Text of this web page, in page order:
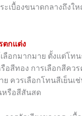
เบื้องขนาดกลางถึงใ
ตกแต่ง
ลือกมากมาย ตั้งแต่โท
อสีทอง การเลือกสีค
ควรเลือกโทนสีเย็น
หรือสีสันสด